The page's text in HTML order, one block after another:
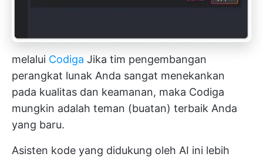
melalui Codiga Jika tim pengembangan
perangkat lunak Anda sangat menekankan
pada kualitas dan keamanan, maka Codiga
mungkin adalah teman (buatan) terbaik Anda
yang baru.
Asisten kode yang didukung oleh AI ini lebih